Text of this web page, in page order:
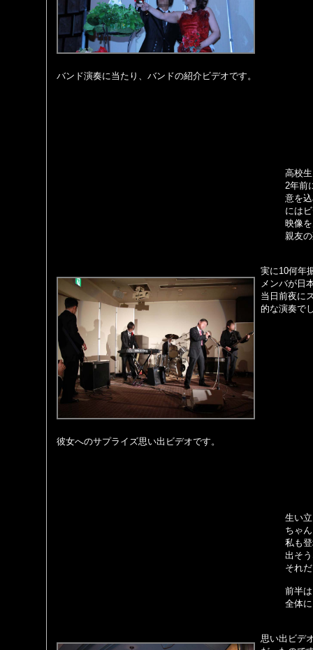
バンド演奏に当たり、バンドの紹介ビデオです。
彼女へのサプライズ思い出ビデオです。
思い出ビデ
生い
ちゃ
私も
出そ
それ
前半
全体
実に10何年
メンバが日
当日前夜に
的な演奏で
高校
2年前
意を
には
映像
親友